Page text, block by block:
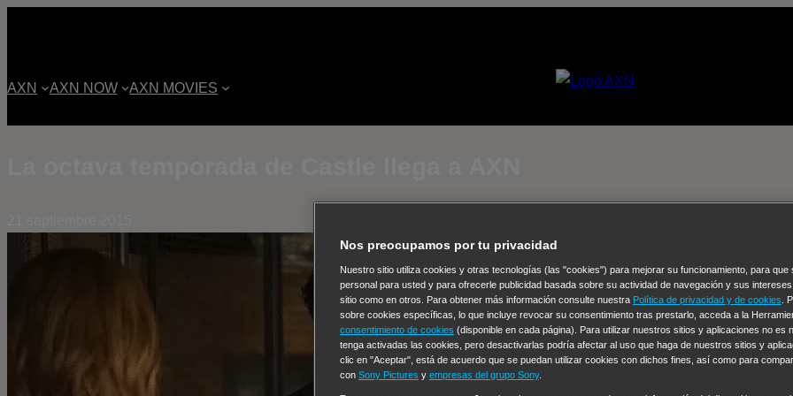
AXN AXN NOW AXN MOVIES
Nos preocupamos por tu privacidad
Nuestro sitio utiliza cookies y otras tecnologías (las "cookies") para mejorar su funcionamiento, para que
personal para usted y para ofrecerle publicidad basada sobre su actividad de navegación y sus
sitio como en otros. Para obtener más información consulte nuestra Política de privacidad y de cookies .
sobre cookies específicas, lo que incluye revocar su consentimiento tras prestarlo, acceda a la
consentimiento de cookies (disponible en cada página). Para utilizar nuestros sitios y aplicaciones no es
tenga activadas las cookies, pero desactivarlas podría afectar al uso que haga de nuestros sitios y
clic en "Aceptar", está de acuerdo que se puedan utilizar cookies con dichos fines, así como para
con Sony Pictures y empresas del grupo Sony.